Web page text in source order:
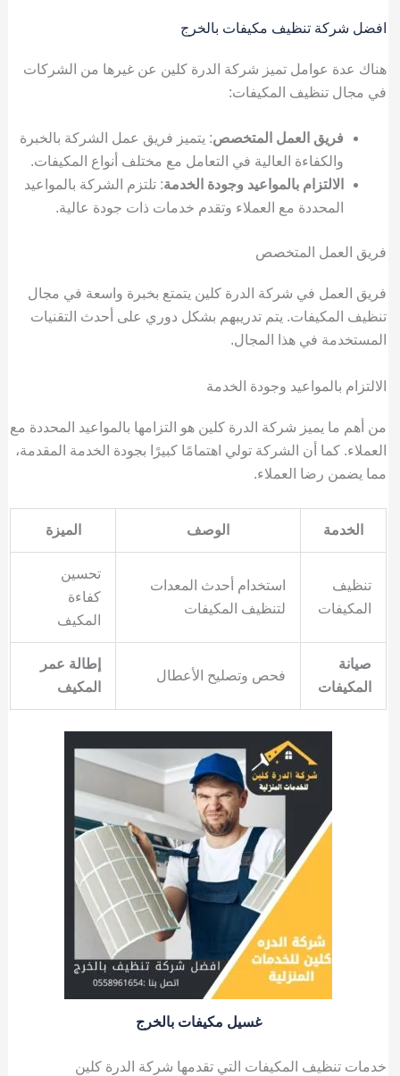
افضل شركة تنظيف مكيفات بالخرج
هناك عدة عوامل تميز شركة الدرة كلين عن غيرها من الشركات
في مجال تنظيف المكيفات:
فريق العمل المتخصص: يتميز فريق عمل الشركة بالخبرة
والكفاءة العالية في التعامل مع مختلف أنواع المكيفات.
الالتزام بالمواعيد وجودة الخدمة: تلتزم الشركة بالمواعيد
المحددة مع العملاء وتقدم خدمات ذات جودة عالية.
فريق العمل المتخصص
فريق العمل في شركة الدرة كلين يتمتع بخبرة واسعة في مجال
تنظيف المكيفات. يتم تدريبهم بشكل دوري على أحدث التقنيات
المستخدمة في هذا المجال.
الالتزام بالمواعيد وجودة الخدمة
من أهم ما يميز شركة الدرة كلين هو التزامها بالمواعيد المحددة مع
العملاء. كما أن الشركة تولي اهتمامًا كبيرًا بجودة الخدمة المقدمة،
مما يضمن رضا العملاء.
الخدمة الوصف الميزة
تنظيف
المكيفات
استخدام أحدث المعدات
لتنظيف المكيفات
تحسين
كفاءة
المكيف
صيانة
المكيفات
فحص وتصليح الأعطال
إطالة عمر
المكيف
غسيل مكيفات بالخرج
خدمات تنظيف المكيفات التي تقدمها شركة الدرة كلين